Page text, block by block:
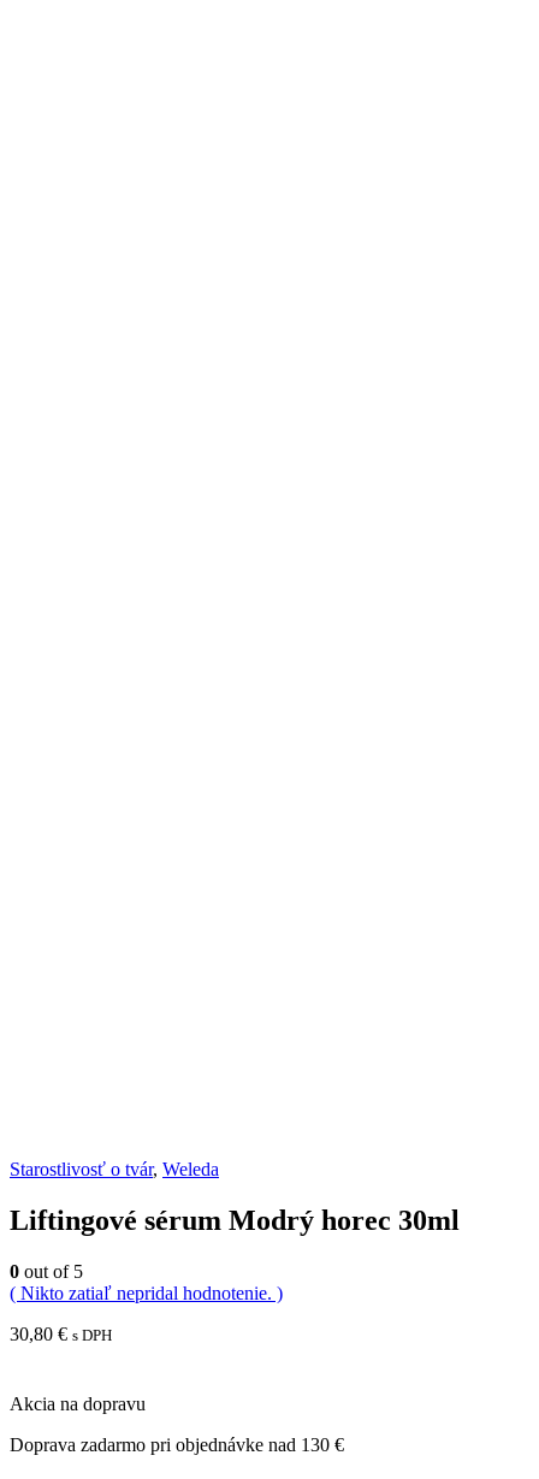
Starostlivosť o tvár, Weleda
Liftingové sérum Modrý horec 30ml
0 out of 5
( Nikto zatiaľ nepridal hodnotenie. )
30,80 € s DPH
Akcia na dopravu
Doprava zadarmo pri objednávke nad 130 €